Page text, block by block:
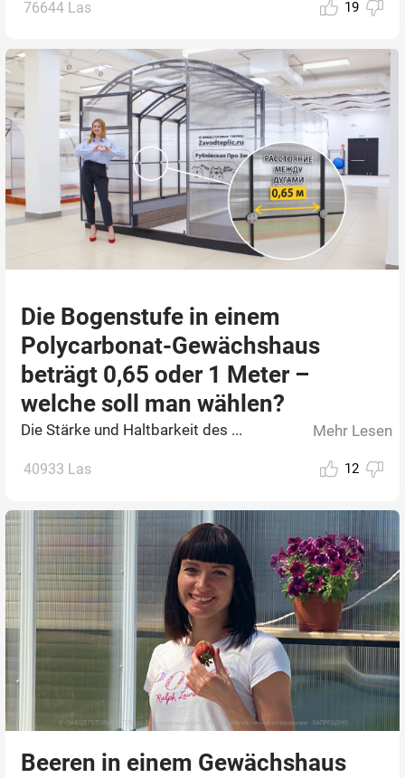
76644 Las 19
Die Bogenstufe in einem
Polycarbonat-Gewächshaus
beträgt 0,65 oder 1 Meter –
welche soll man wählen?
Die Stärke und Haltbarkeit des ... Mehr Lesen
40933 Las 12
Beeren in einem Gewächshaus